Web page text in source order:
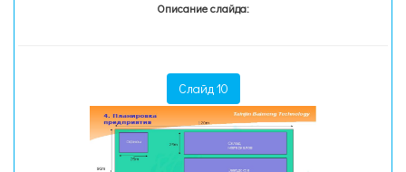
Описание слайда:
Слайд 10